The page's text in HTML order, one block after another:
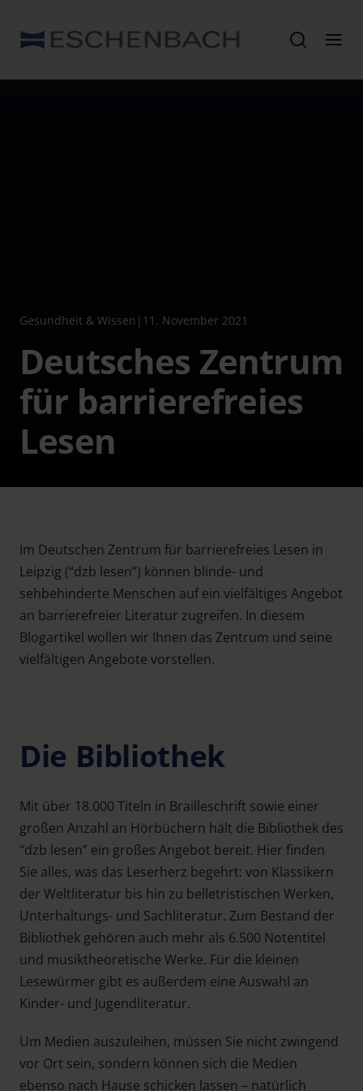
Gesundheit & Wissen | 11. November 2021
Deutsches Zentrum
für barrierefreies
Lesen
Im Deutschen Zentrum für barrierefreies Lesen in
Leipzig (“dzb lesen”) können blinde- und
sehbehinderte Menschen auf ein vielfältiges Angebot
an barrierefreier Literatur zugreifen. In diesem
Blogartikel wollen wir Ihnen das Zentrum und seine
vielfältigen Angebote vorstellen.
Die Bibliothek
Mit über 18.000 Titeln in Brailleschrift sowie einer
großen Anzahl an Hörbüchern hält die Bibliothek des
“dzb lesen” ein großes Angebot bereit. Hier finden
Sie alles, was das Leserherz begehrt: von Klassikern
der Weltliteratur bis hin zu belletristischen Werken,
Unterhaltungs- und Sachliteratur. Zum Bestand der
Bibliothek gehören auch mehr als 6.500 Notentitel
und musiktheoretische Werke. Für die kleinen
Lesewürmer gibt es außerdem eine Auswahl an
Kinder- und Jugendliteratur.
Um Medien auszuleihen, müssen Sie nicht zwingend
vor Ort sein, sondern können sich die Medien
ebenso nach Hause schicken lassen – natürlich